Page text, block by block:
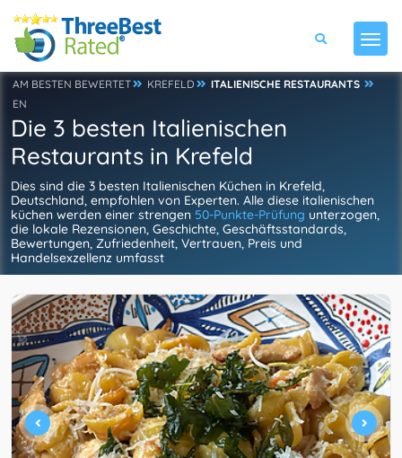
AM BESTEN BEWERTET KREFELD
ITALIENISCHE RESTAURANTS
EN
Die 3 besten Italienischen
Restaurants in Krefeld
Dies sind die 3 besten Italienischen Küchen in Krefeld,
Deutschland, empfohlen von Experten. Alle diese italienischen
küchen werden einer strengen 50-Punkte-Prüfung unterzogen,
die lokale Rezensionen, Geschichte, Geschäftsstandards,
Bewertungen, Zufriedenheit, Vertrauen, Preis und
Handelsexzellenz umfasst